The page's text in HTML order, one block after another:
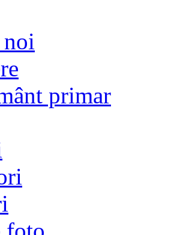
noi
primar